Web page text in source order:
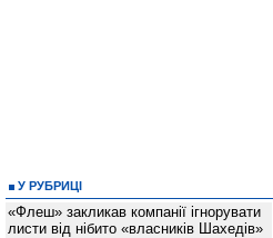
У РУБРИЦІ
«Флеш» закликав компанії ігнорувати
листи від нібито «власників Шахедів»